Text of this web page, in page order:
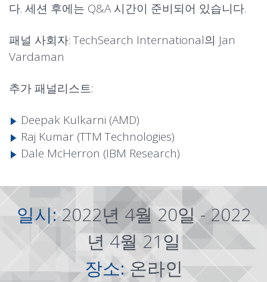
다. 세션 후에는 Q&A 시간이 준비되어 있습니다.
패널 사회자: TechSearch International의 Jan
Vardaman
추가 패널리스트:
Deepak Kulkarni (AMD)
Raj Kumar (TTM Technologies)
Dale McHerron (IBM Research)
일시:2022년 4월 20일 - 2022
년 4월 21일
장소:온라인